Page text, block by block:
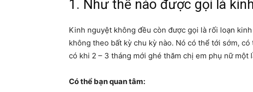
1. Như thế nào được gọi là
Kinh nguyệt không đều còn được gọi là rối loạn
không theo bất kỳ chu kỳ nào. Nó có thể tới sớm,
có khi 2 – 3 tháng mới ghé thăm chị em phụ nữ một
Có thể bạn quan tâm: